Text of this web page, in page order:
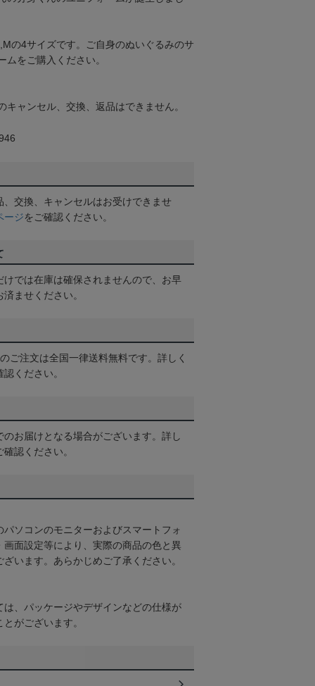
の4サイズです。ご自身のぬいぐるみのサ
ムをご購入ください。
キャンセル、交換、返品はできません。
交換、キャンセルはお受けできませ
ージをご確認ください。
けでは在庫は確保されませんので、お早
ませください。
ご注文は全国一律送料無料です。詳しく
認ください。
お届けとなる場合がございます。詳し
確認ください。
ソコンのモニターおよびスマートフォ
画面設定等により、実際の商品の色と異
います。あらかじめご了承ください。
は、パッケージやデザインなどの仕様が
がございます。